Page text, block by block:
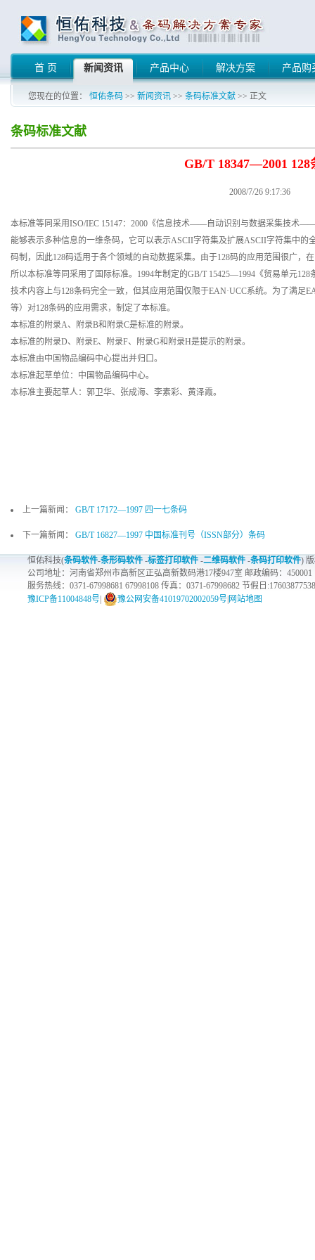
首 页 新闻资讯 产品中心 解决方案 产品购
您现在的位置： 恒佑条码 >> 新闻资讯 >> 条码标准文献 >> 正文
条码标准文献
GB/T 18347—2001 128
2008/7/26 9:17:36
本标准等同采用ISO/IEC 15147：2000《信息技术——自动识别与数据采集技术
能够表示多种信息的一维条码，它可以表示ASCII字符集及扩展ASCII字符集中的
码制，因此128码适用于各个领域的自动数据采集。由于128码的应用范围很广，
所以本标准等同采用了国际标准。1994年制定的GB/T 15425—1994《贸易单元
技术内容上与128条码完全一致，但其应用范围仅限于EAN·UCC系统。为了满足
等）对128条码的应用需求，制定了本标准。
本标准的附录A、附录B和附录C是标准的附录。
本标准的附录D、附录E、附录F、附录G和附录H是提示的附录。
本标准由中国物品编码中心提出并归口。
本标准起草单位：中国物品编码中心。
本标准主要起草人：郭卫华、张成海、李素彩、黄泽霞。
上一篇新闻： GB/T 17172—1997 四一七条码
下一篇新闻： GB/T 16827—1997 中国标准刊号（ISSN部分）条码
恒佑科技(条码软件-条形码软件 -标签打印软件 -二维码软件 -条码打印软件)
公司地址：河南省郑州市高新区正弘高新数码港17楼947室 邮政编码：450001
服务热线：0371-67998681 67998108 传真：0371-67998682 节假日:17603877538
豫ICP备11004848号
豫公网安备41019702002059号 网站地图